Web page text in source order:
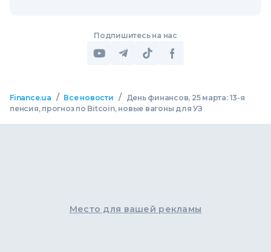
Подпишитесь на нас
Finance.ua / Все новости /
День финансов, 25 марта: 13-я
пенсия, прогноз по Bitcoin, новые вагоны для УЗ
Место для вашей рекламы